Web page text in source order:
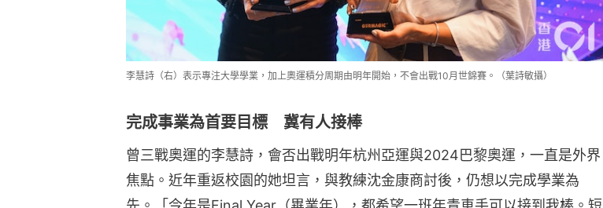
先。「今年是Final Year（畢業年），都希望一班年青車手可以接到我棒。短
距離突然間可能會快，我那時都2、3年時間，突然去到奧運水平。」